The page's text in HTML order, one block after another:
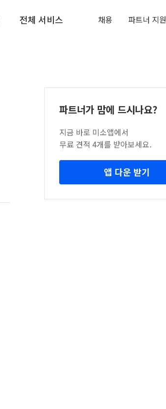
전체 서비스 채용 파트너 지원
파트너가 맘에 드시나요?
지금 바로 미소앱에서
무료 견적 4개를 받아보세요.
앱 다운 받기